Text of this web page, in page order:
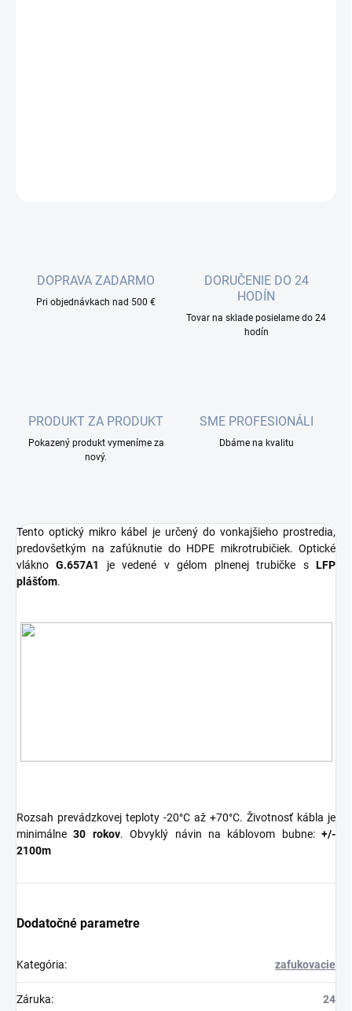
DOPRAVA ZADARMO
Pri objednávkach nad 500 €
DORUČENIE DO 24
HODÍN
Tovar na sklade posielame do 24
hodín
PRODUKT ZA PRODUKT
Pokazený produkt vymeníme za
nový.
SME PROFESIONÁLI
Dbáme na kvalitu
Tento optický mikro kábel je určený do vonkajšieho prostredia,
predovšetkým na zafúknutie do HDPE mikrotrubičiek. Optické
vláknoG.657A1 je vedené v gélom plnenej trubičke sLFP
plášťom.
Rozsah prevádzkovej teploty -20°C až +70°C. Životnosť kábla je
minimálne 30 rokov. Obvyklý návin na káblovom bubne: +/-
2100m
Dodatočné parametre
Kategória: zafukovacie
Záruka: 24